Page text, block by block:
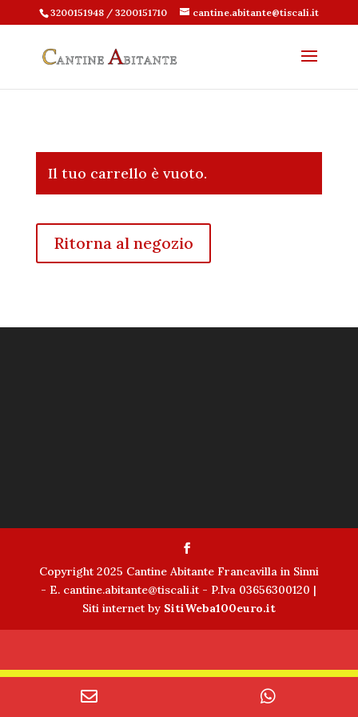
3200151948 / 3200151710 cantine.abitante@tiscali.it
Il tuo carrello è vuoto.
Ritorna al negozio
Copyright 2025 Cantine Abitante Francavilla in Sinni
- E. cantine.abitante@tiscali.it - P.Iva 03656300120 |
Siti internet by SitiWeba100euro.it